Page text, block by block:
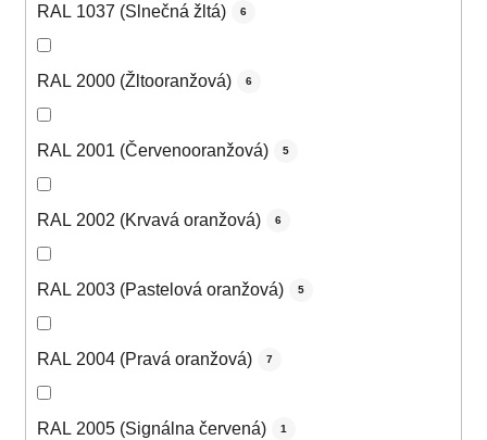
RAL 1037 (Slnečná žltá) 6
RAL 2000 (Žltooranžová) 6
RAL 2001 (Červenooranžová) 5
RAL 2002 (Krvavá oranžová) 6
RAL 2003 (Pastelová oranžová) 5
RAL 2004 (Pravá oranžová) 7
RAL 2005 (Signálna červená) 1